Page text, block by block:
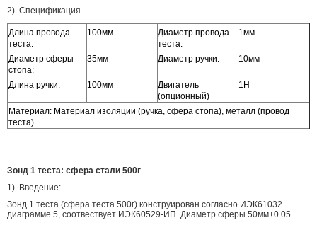
2). Спецификация
Длина провода
теста:
100мм
Диаметр провода
теста:
1мм
Диаметр сферы
стопа:
35мм Диаметр ручки: 10мм
Длина ручки: 100мм
Двигатель
(опционный)
1Н
Материал: Материал изоляции (ручка, сфера стопа), металл (провод
теста)
Зонд 1 теста: сфера стали 500г
1). Введение:
Зонд 1 теста (сфера теста 500г) конструирован согласно ИЭК61032
диаграмме 5, соотвествует ИЭК60529-ИП. Диаметр сферы 50мм+0.05.